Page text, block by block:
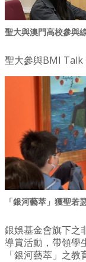
聖大與澳門高校參與
聖大參與BMI Talk
「銀河藝萃」獲聖若
銀娛基金會旗下之
導賞活動，帶領學
「銀河藝萃」之教